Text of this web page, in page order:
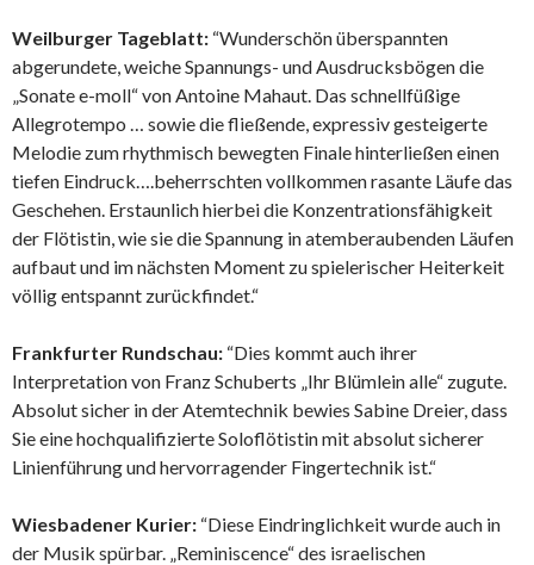
Weilburger Tageblatt: “Wunderschön überspannten
abgerundete, weiche Spannungs- und Ausdrucksbögen die
„Sonate e-moll“ von Antoine Mahaut. Das schnellfüßige
Allegrotempo … sowie die fließende, expressiv gesteigerte
Melodie zum rhythmisch bewegten Finale hinterließen einen
tiefen Eindruck….beherrschten vollkommen rasante Läufe das
Geschehen. Erstaunlich hierbei die Konzentrationsfähigkeit
der Flötistin, wie sie die Spannung in atemberaubenden Läufen
aufbaut und im nächsten Moment zu spielerischer Heiterkeit
völlig entspannt zurückfindet.“
Frankfurter Rundschau: “Dies kommt auch ihrer
Interpretation von Franz Schuberts „Ihr Blümlein alle“ zugute.
Absolut sicher in der Atemtechnik bewies Sabine Dreier, dass
Sie eine hochqualifizierte Soloflötistin mit absolut sicherer
Linienführung und hervorragender Fingertechnik ist.“
Wiesbadener Kurier: “Diese Eindringlichkeit wurde auch in
der Musik spürbar. „Reminiscence“ des israelischen